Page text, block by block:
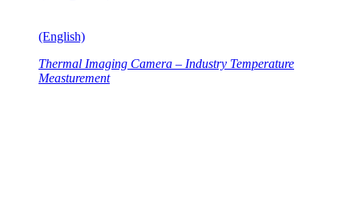
(English)
Thermal Imaging Camera – Industry Temperature
Measturement